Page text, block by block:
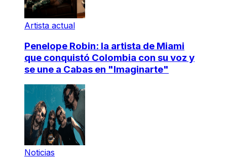
Artista actual
Penelope Robin: la artista de Miami
que conquistó Colombia con su voz y
se une a Cabas en "Imaginarte"
Noticias